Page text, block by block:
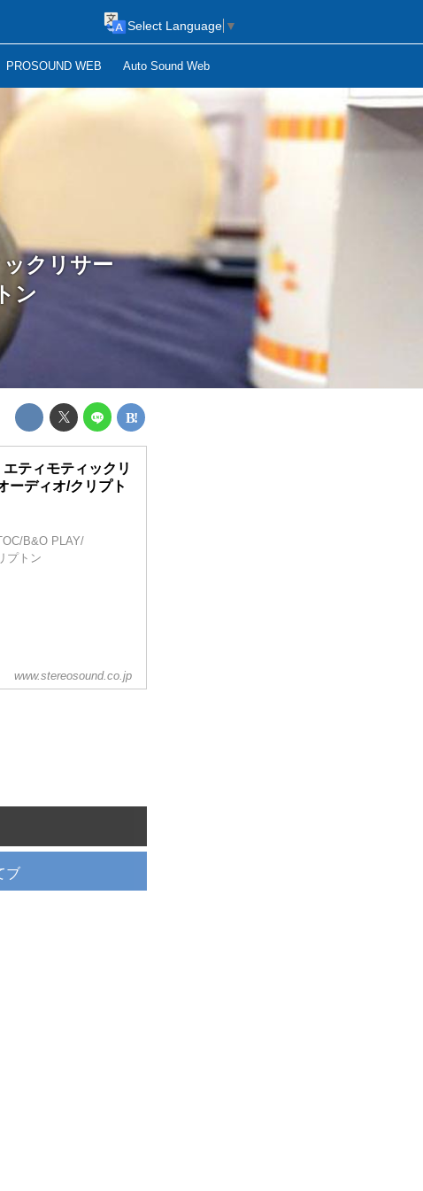
PROSOUND WEB Auto Sound Web
Select Language ▼
ックリサー
ン
ティモティックリ
ーディオ/クリプト
B&O PLAY/
プトン
www.stereosound.co.jp
ブ